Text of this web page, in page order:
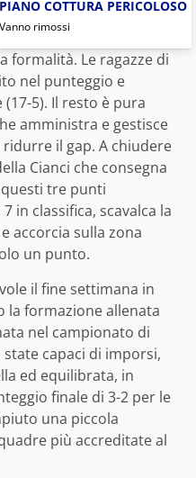
formalità. Le ragazze di
nel punteggio e
5). Il resto è pura
amministra e gestisce
il gap. A chiudere
Cianci che consegna
questi tre punti
in classifica, scavalca la
accorcia sulla zona
un punto.
il fine settimana in
la formazione allenata
nel campionato di
capaci di imporsi,
ed equilibrata, in
finale di 3-2 per le
una piccola
più accreditate al
PIANO COTTURA PERICOLOSO
Vanno rimossi